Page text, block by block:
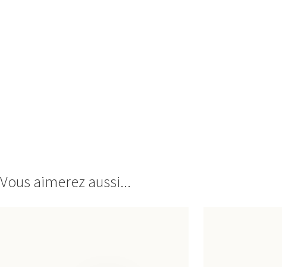
Vous aimerez aussi...